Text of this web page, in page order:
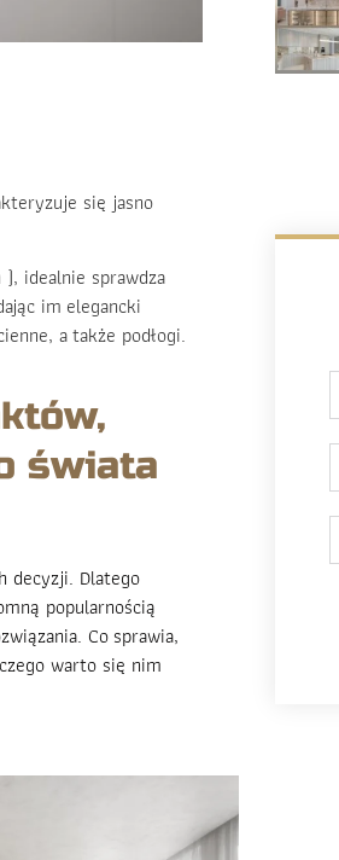
się jasno
idealnie sprawdza
im elegancki
a także podłogi.
świata
decyzji. Dlatego
popularnością
Co sprawia,
warto się nim